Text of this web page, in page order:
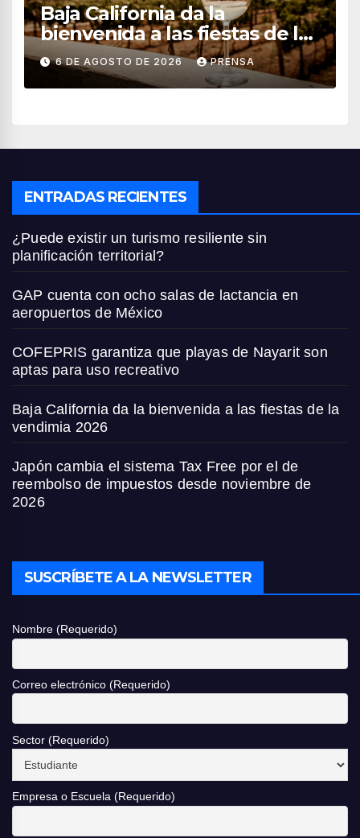
Baja California da la
bienvenida a las fiestas de la
vendimia 2026
6 DE AGOSTO DE 2026 PRENSA
ENTRADAS RECIENTES
¿Puede existir un turismo resiliente sin
planificación territorial?
GAP cuenta con ocho salas de lactancia en
aeropuertos de México
COFEPRIS garantiza que playas de Nayarit son
aptas para uso recreativo
Baja California da la bienvenida a las fiestas de la
vendimia 2026
Japón cambia el sistema Tax Free por el de
reembolso de impuestos desde noviembre de
2026
SUSCRÍBETE A LA NEWSLETTER
Nombre (Requerido)
Correo electrónico (Requerido)
Sector (Requerido)
Empresa o Escuela (Requerido)